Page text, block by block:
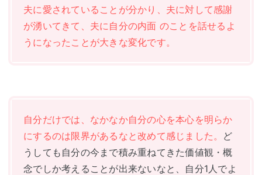
夫に愛されていることが分かり、夫に対して感謝
が湧いてきて、夫に自分の内面 のことを話せるよ
うになったことが大きな変化です。
自分だけでは、なかなか自分の心を本心を明らか
にするのは限界があるなと改めて感じました。 ど
うしても自分の今まで積み重ねてきた価値観・概
念でしか考えることが出来ないなと、自分1人でよ